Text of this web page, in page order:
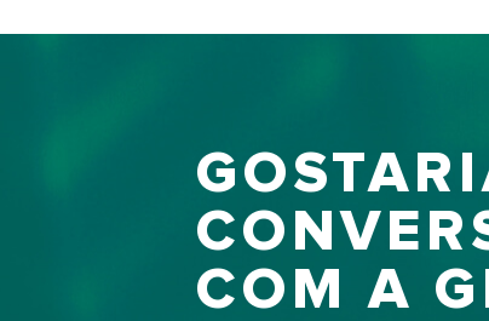
COM A